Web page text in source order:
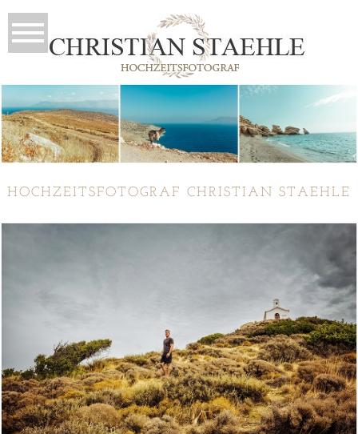
HOCHZEITSFOTOGRAF CHRISTIAN STAEHLE